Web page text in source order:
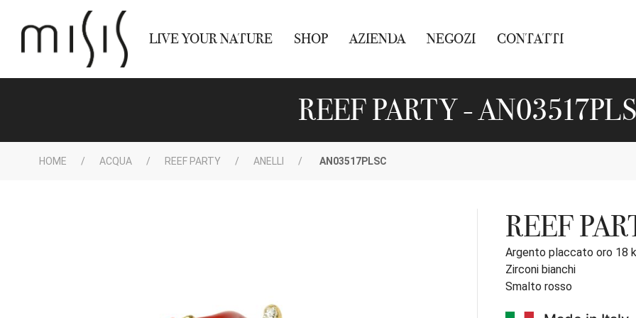
LIVE YOUR NATURE SHOP AZIENDA NEGOZI CONTATTI
REEF PARTY -
HOME ACQUA REEF PARTY ANELLI AN03517PLSC
REEF
Argento placcato oro 18
Zirconi bianchi
Smalto rosso